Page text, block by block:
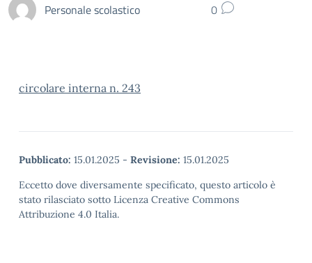
Personale scolastico 0
circolare interna n. 243
Pubblicato: 15.01.2025 - Revisione: 15.01.2025
Eccetto dove diversamente specificato, questo articolo è
stato rilasciato sotto Licenza Creative Commons
Attribuzione 4.0 Italia.